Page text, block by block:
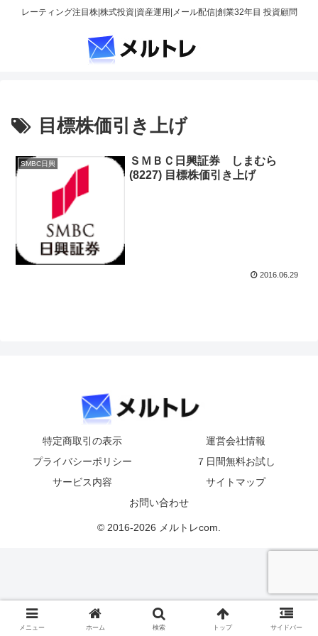
レーティング注目株|株式投資|資産運用|メール配信|創業32年目 投資顧問
目標株価引き上げ
SMBC日興
ＳＭＢＣ日興証券 しまむら
(8227) 目標株価引き上げ
2016.06.29
特定商取引の表示
運営会社情報
プライバシーポリシー
７日間無料お試し
サービス内容
サイトマップ
お問い合わせ
© 2016-2026 メルトレcom.
メニュー ホーム 検索 トップ サイドバー